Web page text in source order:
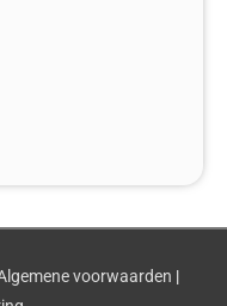
voorwaarden |